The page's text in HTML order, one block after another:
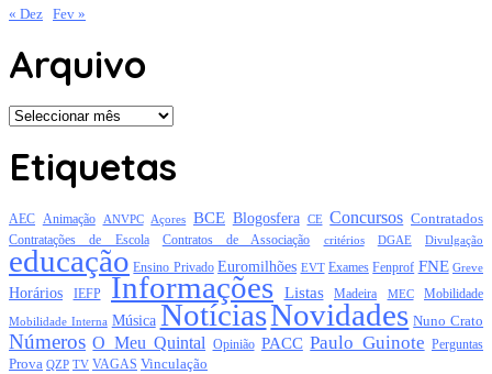
« Dez Fev »
Arquivo
Arquivo
Etiquetas
AEC Animação ANVPC Açores BCE Blogosfera CE Concursos Contratados
Contratações de Escola Contratos de Associação critérios DGAE Divulgação
educação Ensino Privado Euromilhões EVT Exames Fenprof FNE Greve
Horários IEFP Informações Listas Madeira MEC Mobilidade
Mobilidade Interna Música NotíciasNovidades Nuno Crato
Números O Meu Quintal Opinião PACC Paulo Guinote Perguntas
Prova QZP TV VAGAS Vinculação